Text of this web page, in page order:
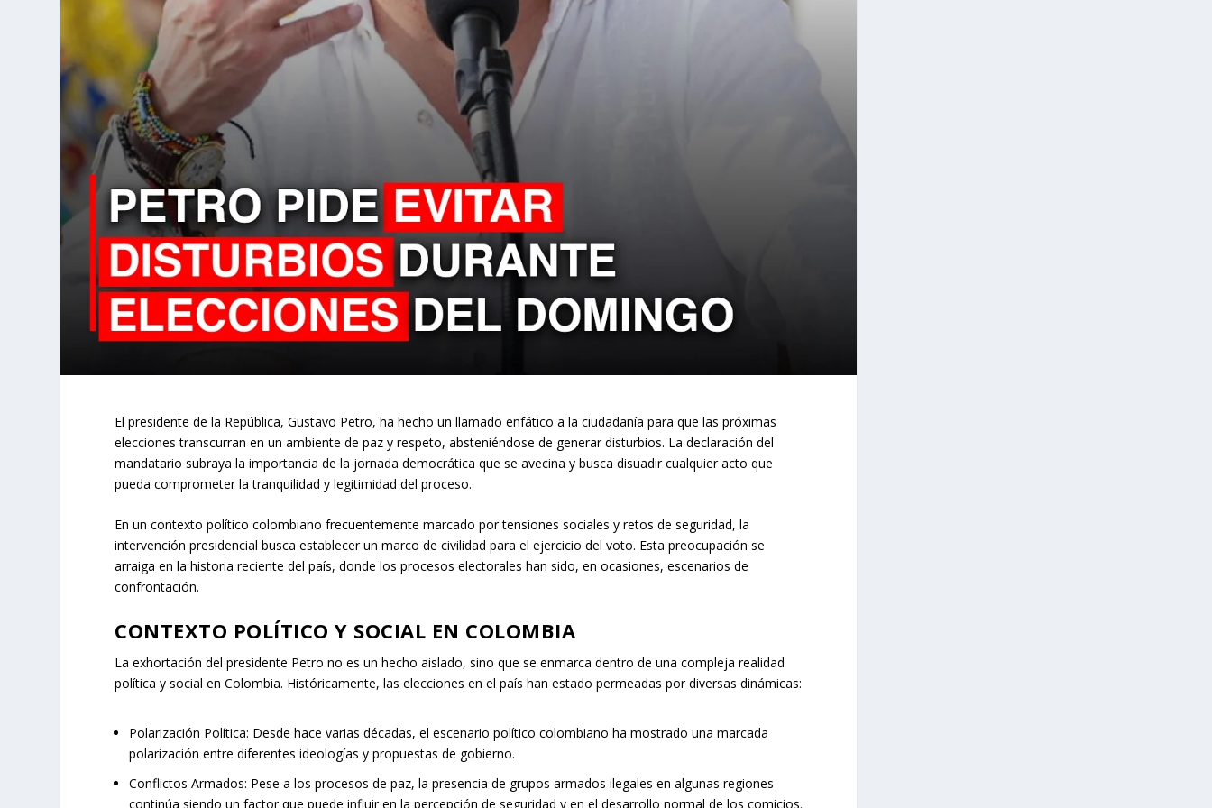
El presidente de la República, Gustavo Petro, ha hecho un llamado enfático a la ciudadanía para que las próximas
elecciones transcurran en un ambiente de paz y respeto, absteniéndose de generar disturbios. La declaración del
mandatario subraya la importancia de la jornada democrática que se avecina y busca disuadir cualquier acto que
pueda comprometer la tranquilidad y legitimidad del proceso.
En un contexto político colombiano frecuentemente marcado por tensiones sociales y retos de seguridad, la
intervención presidencial busca establecer un marco de civilidad para el ejercicio del voto. Esta preocupación se
arraiga en la historia reciente del país, donde los procesos electorales han sido, en ocasiones, escenarios de
confrontación.
CONTEXTO POLÍTICO Y SOCIAL EN COLOMBIA
La exhortación del presidente Petro no es un hecho aislado, sino que se enmarca dentro de una compleja realidad
política y social en Colombia. Históricamente, las elecciones en el país han estado permeadas por diversas dinámicas:
Polarización Política: Desde hace varias décadas, el escenario político colombiano ha mostrado una marcada
polarización entre diferentes ideologías y propuestas de gobierno.
Conflictos Armados: Pese a los procesos de paz, la presencia de grupos armados ilegales en algunas regiones
continúa siendo un factor que puede influir en la percepción de seguridad y en el desarrollo normal de los comicios.